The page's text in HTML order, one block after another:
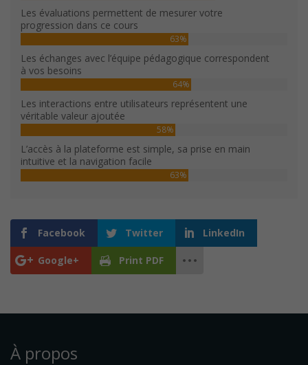
Les évaluations permettent de mesurer votre
progression dans ce cours
63%
Les échanges avec l’équipe pédagogique correspondent
à vos besoins
64%
Les interactions entre utilisateurs représentent une
véritable valeur ajoutée
58%
L’accès à la plateforme est simple, sa prise en main
intuitive et la navigation facile
63%
Facebook Twitter LinkedIn
Google+ Print PDF
À propos